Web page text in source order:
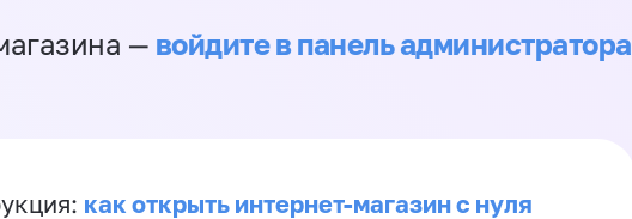
— войдите в панель администратора
как открыть интернет-магазин с нуля